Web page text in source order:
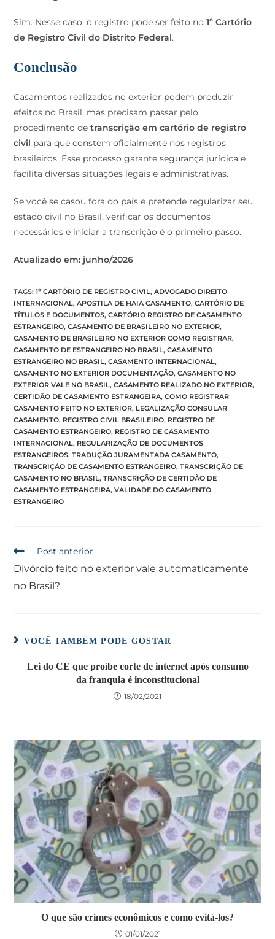
Sim. Nesse caso, o registro pode ser feito no1º Cartório
de Registro Civil do Distrito Federal.
Conclusão
Casamentos realizados no exterior podem produzir
efeitos no Brasil, mas precisam passar pelo
procedimento detranscrição em cartório de registro
civil para que constem oficialmente nos registros
brasileiros. Esse processo garante segurança jurídica e
facilita diversas situações legais e administrativas.
Se você se casou fora do país e pretende regularizar seu
estado civil no Brasil, verificar os documentos
necessários e iniciar a transcrição é o primeiro passo.
Atualizado em: junho/2026
TAGS:1º CARTÓRIO DE REGISTRO CIVIL, ADVOGADO DIREITO
INTERNACIONAL, APOSTILA DE HAIA CASAMENTO, CARTÓRIO DE
TÍTULOS E DOCUMENTOS, CARTÓRIO REGISTRO DE CASAMENTO
ESTRANGEIRO, CASAMENTO DE BRASILEIRO NO EXTERIOR,
CASAMENTO DE BRASILEIRO NO EXTERIOR COMO REGISTRAR,
CASAMENTO DE ESTRANGEIRO NO BRASIL, CASAMENTO
ESTRANGEIRO NO BRASIL, CASAMENTO INTERNACIONAL,
CASAMENTO NO EXTERIOR DOCUMENTAÇÃO, CASAMENTO NO
EXTERIOR VALE NO BRASIL, CASAMENTO REALIZADO NO EXTERIOR,
CERTIDÃO DE CASAMENTO ESTRANGEIRA, COMO REGISTRAR
CASAMENTO FEITO NO EXTERIOR, LEGALIZAÇÃO CONSULAR
CASAMENTO, REGISTRO CIVIL BRASILEIRO, REGISTRO DE
CASAMENTO ESTRANGEIRO, REGISTRO DE CASAMENTO
INTERNACIONAL, REGULARIZAÇÃO DE DOCUMENTOS
ESTRANGEIROS, TRADUÇÃO JURAMENTADA CASAMENTO,
TRANSCRIÇÃO DE CASAMENTO ESTRANGEIRO, TRANSCRIÇÃO DE
CASAMENTO NO BRASIL, TRANSCRIÇÃO DE CERTIDÃO DE
CASAMENTO ESTRANGEIRA, VALIDADE DO CASAMENTO
ESTRANGEIRO
Post anterior
Divórcio feito no exterior vale automaticamente
no Brasil?
VOCÊ TAMBÉM PODE GOSTAR
Lei do CE que proíbe corte de internet após consumo
da franquia é inconstitucional
18/02/2021
O que são crimes econômicos e como evitá-los?
01/01/2021